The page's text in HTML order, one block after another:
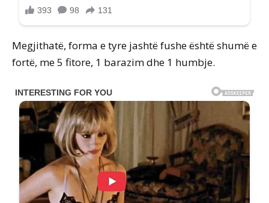
Megjithatë, forma e tyre jashtë fushe është shumë e
fortë, me 5 fitore, 1 barazim dhe 1 humbje.